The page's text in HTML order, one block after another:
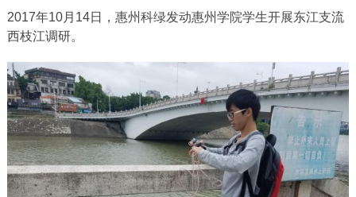
2017年10月14日，惠州科绿发动惠州学院学生开展东江支流
西枝江调研。